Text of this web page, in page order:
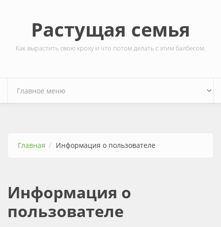
Растущая семья
Как вырастить свою кроху и что потом делать с этим балбесом.
Главная Информация о пользователе
Информация о
пользователе